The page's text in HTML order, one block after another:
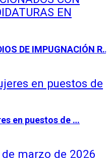
DE IMPUGNACIÓN R…
en puestos de …